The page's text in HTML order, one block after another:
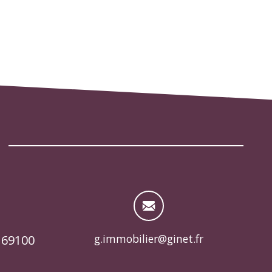
g.immobilier@ginet.fr